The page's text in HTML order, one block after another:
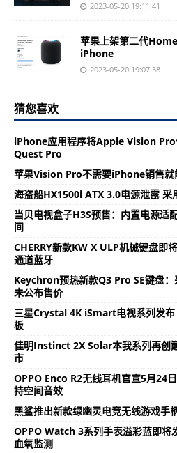
2023-05-20 19:11:41
苹果上架第二代
iPhone
2023-05-20 19:07:38
猜您喜欢
iPhone应用程序将Apple Vision Pro
Quest Pro
苹果Vision Pro不需要iPhone销售就
海盗船HX1500i ATX 3.0电源泄露 采
当贝电视盒子H3S预售：内置电源适
间
CHERRY新款KW X ULP机械键盘即
通道蓝牙
Keychron预热新款Q3 Pro SE键盘
未公布售价
三星Crystal 4K iSmart电视系列发布
板
佳明Instinct 2X Solar本我系列再创
市
OPPO Enco R2无线耳机官宣5月24
持空间音效
黑鲨推出新款绿幽灵电竞无线游戏手
OPPO Watch 3系列手表溢彩蓝即将
血氧监测